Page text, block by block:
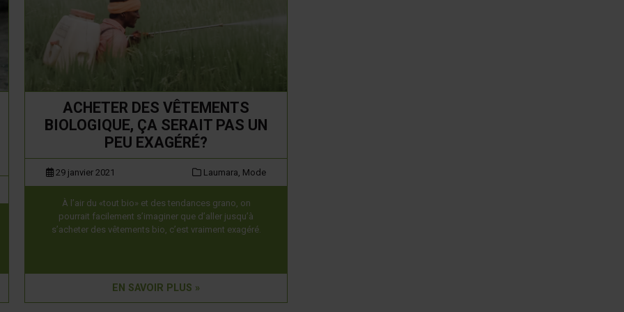
ACHETER DES VÊTEMENTS
BIOLOGIQUE, ÇA SERAIT PAS UN
PEU EXAGÉRÉ?
29 janvier 2021 Laumara, Mode
À l’air du «tout bio» et des tendances grano, on
pourrait facilement s’imaginer que d’aller jusqu’à
s’acheter des vêtements bio, c’est vraiment exagéré.
EN SAVOIR PLUS »